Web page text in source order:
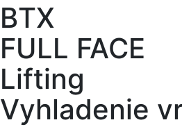
BTX
FULL FACE
Lifting
Vyhladenie